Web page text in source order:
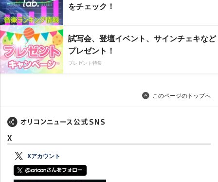
をチェック！
試写会、登壇イベント、サインチェキなど
プレゼント！
プレゼント特集
このページのトップへ
X
Xアカウント